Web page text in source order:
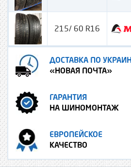
215/ 60 R16
ДОСТАВКА ПО
«НОВАЯ ПОЧТА»
ГАРАНТИЯ
НА ШИНОМОНТАЖ
ЕВРОПЕЙСКОЕ
КАЧЕСТВО